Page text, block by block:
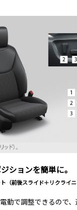
ションを簡単に。
（前後スライド＋リクライニ
動で調整できるので